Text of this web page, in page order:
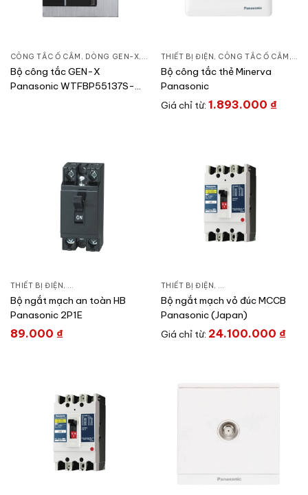
CÔNG TẮC Ổ CẮM , DÒNG GEN-X, THIẾT BỊ ĐIỆN
Bộ công tắc GEN-X
Panasonic WTFBP55137S-
THIẾT BỊ ĐIỆN, CÔNG TẮC Ổ CẮM ,
Bộ công tắc thẻ Minerva
Panasonic
Giá chỉ từ: 1.893.000 ₫
THIẾT BỊ ĐIỆN , CẦU DAO AN TOÀN CẦU DAO ĐÓNG NGẮT & PHỤ KIỆN
Bộ ngắt mạch an toàn HB
Panasonic 2P1E
89.000 ₫
THIẾT BỊ ĐIỆN , CẦU DAO DẠNG KHỐI
Bộ ngắt mạch vỏ đúc MCCB
Panasonic (Japan)
Giá chỉ từ: 24.100.000 ₫